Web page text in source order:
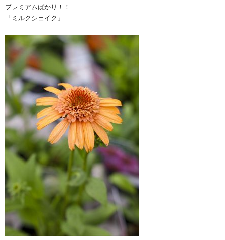
プレミアムばかり！！
「ミルクシェイク」